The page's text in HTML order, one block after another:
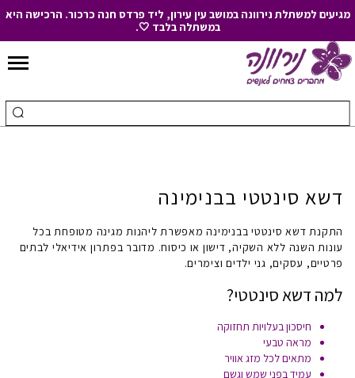
to
מגיעים למשתלת נירוונה במושב עין עירון, ליד פרדס חנה כרכור. הרכישה היא
במשתלה בלבד 🤍.
דשא סינטטי בבנימינה
התקנת דשא סינטטי בבנימינהמאפשרת ליהנות מגינה מטופחת בכל
עונות השנה ללא השקיה, דישון או כיסוח. מדובר בפתרון אידיאלי לבתים
פרטיים, עסקים, גני ילדים וצימרים.
למה דשא סינטטי?
חיסכון בעלויות תחזוקה
מראה טבעי
מתאים לכל מזג אוויר
עמיד בפני שמש וגשם